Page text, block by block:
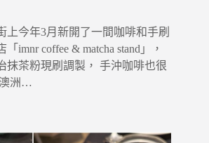
上今年3月新開了一間咖啡和手刷
imnr coffee & matcha stand」，
抹茶粉現刷調製， 手沖咖啡也很
洲…